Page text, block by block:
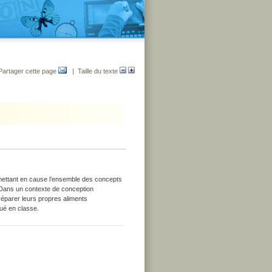
cette page | Taille du texte
en cause l’ensemble des concepts
un contexte de conception
leurs propres aliments
en classe.